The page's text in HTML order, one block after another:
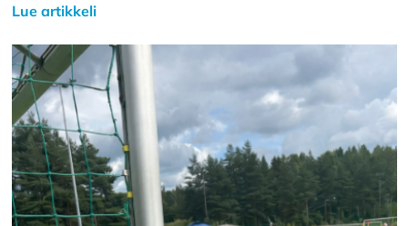
Lue artikkeli